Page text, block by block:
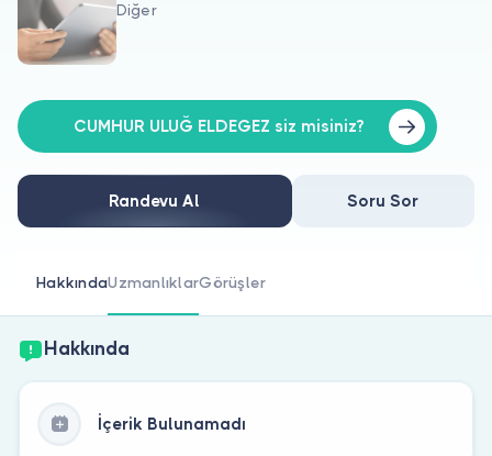
Hakkımızda
Doktorlar için
Doktor musunuz?
Diğer
CUMHUR ULUĞ ELDEGEZ siz misiniz?
Randevu Al Soru Sor
HakkındaUzmanlıklarGörüşler
Hakkında
İçerik Bulunamadı